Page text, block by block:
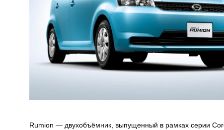
Rumion — двухобъёмник, выпущенный в рамках серии